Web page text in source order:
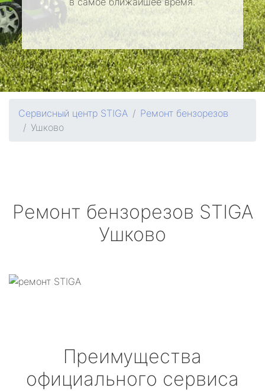
Сервисный центр STIGA
Ремонт бензорезов
Ушково
Ремонт бензорезов STIGA
Ушково
Преимущества
официального сервиса